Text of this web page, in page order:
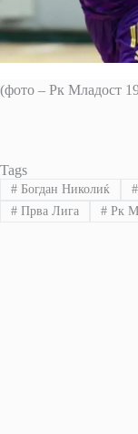
(фото – Рк Младост
Tags
#Богдан Николиќ #
#Прва Лига #Рк